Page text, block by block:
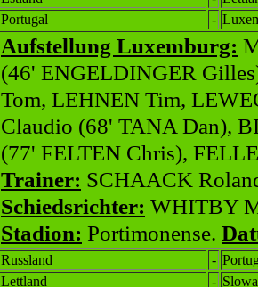
Portugal
-
Aufstellung Luxemburg:
(46' ENGELDINGER
Tom, LEHNEN Tim,
Claudio (68' TANA Dan),
(77' FELTEN Chris),
Trainer: SCHAACK
Schiedsrichter: WHITBY
Stadion: Portimonense.
Russland -
Lettland
-